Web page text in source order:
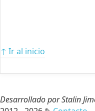
↑ Ir al inicio
Desarrollado por Stalin